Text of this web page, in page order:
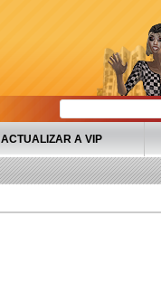
ACTUALIZAR A VIP